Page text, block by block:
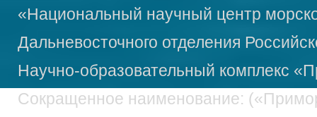
«Национальный научный центр
Дальневосточного отделения
Научно-образовательный комплекс
Сокращенное наименование: